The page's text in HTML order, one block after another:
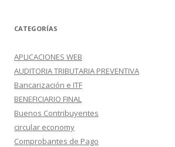
CATEGORÍAS
APLICACIONES WEB
AUDITORIA TRIBUTARIA PREVENTIVA
Bancarización e ITF
BENEFICIARIO FINAL
Buenos Contribuyentes
circular economy
Comprobantes de Pago